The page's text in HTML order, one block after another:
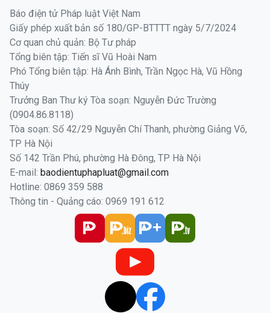
Báo điện tử Pháp luật Việt Nam
Giấy phép xuất bản số 180/GP-BTTTT ngày 5/7/2024
Cơ quan chủ quản: Bộ Tư pháp
Tổng biên tập: Tiến sĩ Vũ Hoài Nam
Phó Tổng biên tập: Hà Ánh Bình, Trần Ngọc Hà, Vũ Hồng
Thúy
Trưởng Ban Thư ký Tòa soạn: Nguyễn Đức Trường
(0904.86.8118)
Tòa soạn: Số 42/29 Nguyễn Chí Thanh, phường Giảng Võ,
TP Hà Nội
Số 142 Trần Phú, phường Hà Đông, TP Hà Nội
E-mail: baodientuphapluat@gmail.com
Hotline: 0869 359 588
Thông tin - Quảng cáo: 0969 191 612